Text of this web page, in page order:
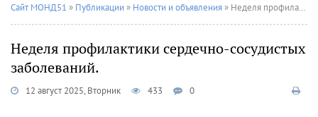
Сайт МОНД51 » Публикации » Новости и объявления» Неделя профилактики сердечно-сосудистых заболеваний.
Неделя профилактики сердечно-сосудистых
заболеваний.
12 август 2025, Вторник 433 0